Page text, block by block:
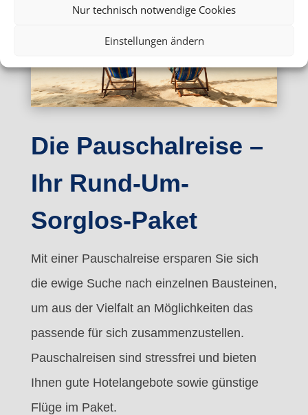
Nur technisch notwendige Cookies
Einstellungen ändern
Die Pauschalreise –
Ihr Rund-Um-
Sorglos-Paket
Mit einer Pauschalreise ersparen Sie sich
die ewige Suche nach einzelnen Bausteinen,
um aus der Vielfalt an Möglichkeiten das
passende für sich zusammenzustellen.
Pauschalreisen sind stressfrei und bieten
Ihnen gute Hotelangebote sowie günstige
Flüge im Paket.